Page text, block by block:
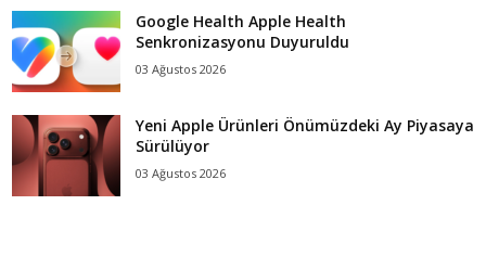
Google Health Apple Health
Senkronizasyonu Duyuruldu
03 Ağustos 2026
Yeni Apple Ürünleri Önümüzdeki Ay Piyasaya
Sürülüyor
03 Ağustos 2026